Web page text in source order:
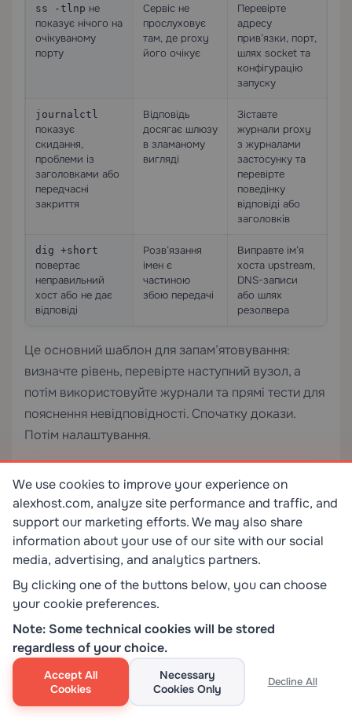
ss -tlnp не
показує нічого на
очікуваному
порту
Сервіс не
прослуховує
там, де proxy
його очікує
Перевірте
адресу
прив’язки, порт,
шлях socket та
конфігурацію
запуску
journalctl
показує
скидання,
проблеми із
заголовками або
передчасні
закриття
Відповідь
досягає шлюзу
в зламаному
вигляді
Зіставте
журнали proxy
з журналами
застосунку та
перевірте
поведінку
відповіді або
заголовків
dig +short
повертає
неправильний
хост або не дає
відповіді
Розв’язання
імен є
частиною
збою передачі
Виправте ім’я
хоста upstream,
DNS-записи
або шлях
резолвера
Це основний шаблон для запам’ятовування:
визначте рівень, перевірте наступний вузол, а
потім використовуйте журнали та прямі тести для
пояснення невідповідності. Спочатку докази.
Потім налаштування.
Як шлях усунення несправностей
змінюється залежно від моделі
хостингу
We use cookies to improve your experience on
alexhost.com, analyze site performance and traffic, and
support our marketing efforts. We may also share
information about your use of our site with our social
media, advertising, and analytics partners.
By clicking one of the buttons below, you can choose
your cookie preferences.
Note: Some technical cookies will be stored
regardless of your choice.
Accept All
Cookies
Necessary
Cookies Only
Decline All